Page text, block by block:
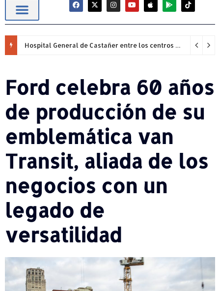
Hospital General de Castañer entre los centros de salud comunitarios con mejor desempeño clínico de Estados Unidos
Ford celebra 60 años
de producción de su
emblemática van
Transit, aliada de los
negocios con un
legado de
versatilidad